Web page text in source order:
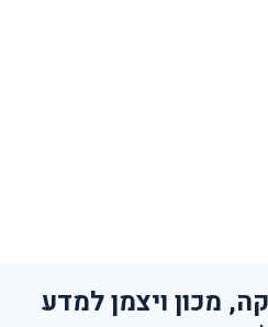
מכון ויצמן למדע